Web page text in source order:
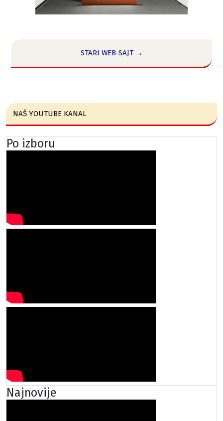
STARI WEB-SAJT →
NAŠ YOUTUBE KANAL
Po izboru
Najnovije